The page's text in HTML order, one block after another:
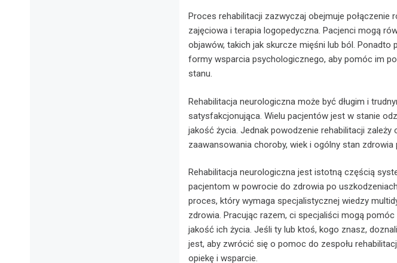
Proces rehabilitacji zazwyczaj obejmuje połączenie
zajęciowa i terapia logopedyczna. Pacjenci mogą
objawów, takich jak skurcze mięśni lub ból.
formy wsparcia psychologicznego, aby pomóc im
stanu.
Rehabilitacja neurologiczna może być długim i
satysfakcjonująca. Wielu pacjentów jest w stanie
jakość życia. Jednak powodzenie rehabilitacji
zaawansowania choroby, wiek i ogólny stan
Rehabilitacja neurologiczna jest istotną częścią
pacjentom w powrocie do zdrowia po
proces, który wymaga specjalistycznej wiedzy
zdrowia. Pracując razem, ci specjaliści mogą
jakość ich życia. Jeśli ty lub ktoś, kogo znasz,
jest, aby zwrócić się o pomoc do zespołu
opiekę i wsparcie.